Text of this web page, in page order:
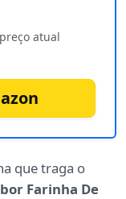
atual
que traga o
Farinha De